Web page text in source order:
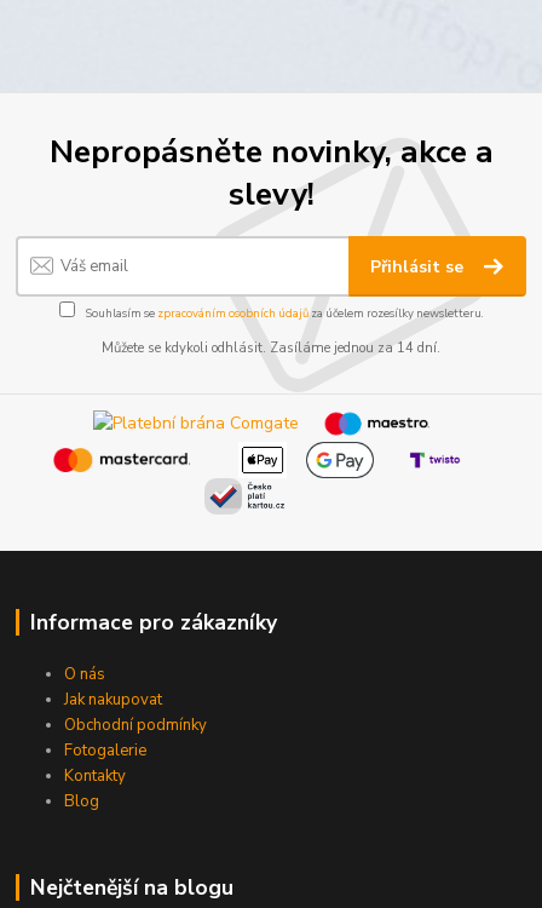
Nepropásněte novinky, akce a
slevy!
Přihlásit se
Souhlasím se zpracováním osobních údajůza účelem rozesílky newsletteru.
Můžete se kdykoli odhlásit. Zasíláme jednou za 14 dní.
Informace pro zákazníky
O nás
Jak nakupovat
Obchodní podmínky
Fotogalerie
Kontakty
Blog
Nejčtenější na blogu